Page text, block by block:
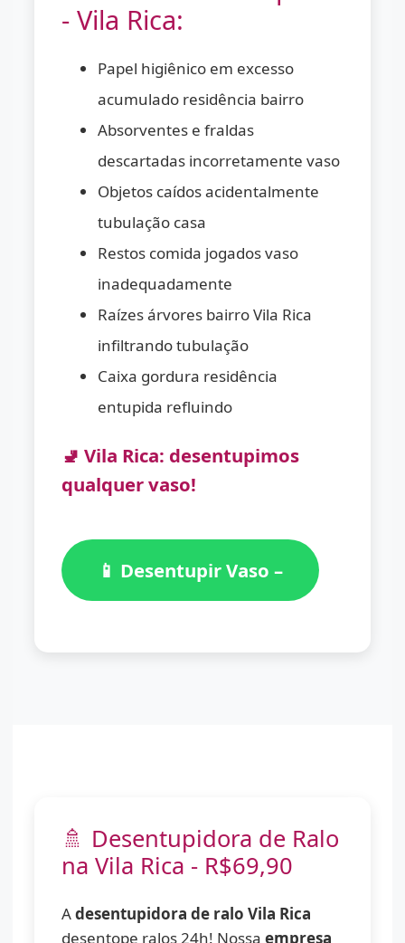
- Vila Rica:
Papel higiênico em excesso
acumulado residência bairro
Absorventes e fraldas
descartadas incorretamente vaso
Objetos caídos acidentalmente
tubulação casa
Restos comida jogados vaso
inadequadamente
Raízes árvores bairro Vila Rica
infiltrando tubulação
Caixa gordura residência
entupida refluindo
🚽 Vila Rica: desentupimos
qualquer vaso!
📱 Desentupir Vaso –
🚿 Desentupidora de Ralo
na Vila Rica - R$69,90
Adesentupidora de ralo Vila Rica
desentope ralos 24h! Nossaempresa